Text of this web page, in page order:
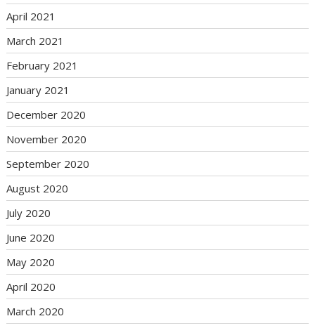
April 2021
March 2021
February 2021
January 2021
December 2020
November 2020
September 2020
August 2020
July 2020
June 2020
May 2020
April 2020
March 2020